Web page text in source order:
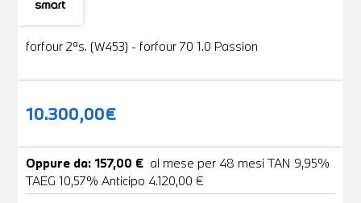
Usato
forfour 2ªs. (W453) - forfour 70 1.0 Passion
10.300,00€
Oppure da: 157,00 € al mese per 48 mesi TAN 9,95%
TAEG 10,57% Anticipo 4.120,00 €